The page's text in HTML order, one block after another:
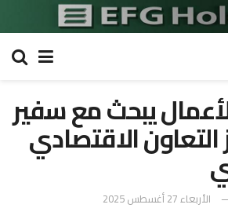
يبحث مع سفير
التعاون الاقتصادي
الأربعاء 27 أغسطس 2025